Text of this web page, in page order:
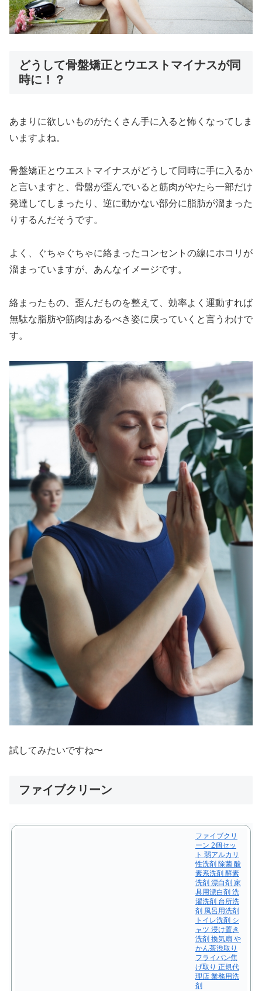
どうして骨盤矯正とウエストマイナスが同
時に！？
あまりに欲しいものがたくさん手に入ると怖くなってしま
いますよね。
骨盤矯正とウエストマイナスがどうして同時に手に入るか
と言いますと、骨盤が歪んでいると筋肉がやたら一部だけ
発達してしまったり、逆に動かない部分に脂肪が溜まった
りするんだそうです。
よく、ぐちゃぐちゃに絡まったコンセントの線にホコリが
溜まっていますが、あんなイメージです。
絡まったもの、歪んだものを整えて、効率よく運動すれば
無駄な脂肪や筋肉はあるべき姿に戻っていくと言うわけで
す。
試してみたいですね〜
ファイブクリーン
ファイブクリ
ーン 2個セッ
ト 弱アルカリ
性洗剤 除菌 酸
素系洗剤 酵素
洗剤 漂白剤 家
具用漂白剤 洗
濯洗剤 台所洗
剤 風呂用洗剤
トイレ洗剤 シ
ャツ 浸け置き
洗剤 換気扇 や
かん茶渋取り
フライパン焦
げ取り 正規代
理店 業務用洗
剤